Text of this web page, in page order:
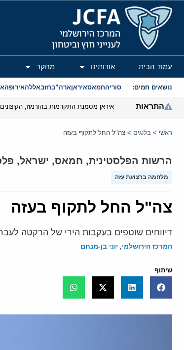
המרכז הירושלמי לענייני חוץ וביטחון
עמוד הבית אודותינו מחקר
נושאים חמים: סוריהחמאסאיראןארה”בחזבאללהאירופה
התראות איראן מסמנת התקדמות בהורמוז,
ראשי > בלוגים > צה"ל החל לתקוף בעזה
הרשות הפלסטינית, חמאס, ישראל,
מלחמה ברצועת עזה
צה"ל החל לתקוף בעזה
דיווחים שוטפים בעקבות הירי של הרקטה
המרכז הירושלמי, יוני בן-מנחם
שיתוף